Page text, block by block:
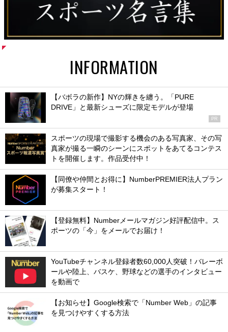
INFORMATION
【バボラの新作】NYの輝きを纏う。「PURE
DRIVE」と最新シューズに限定モデルが登場
PR
スポーツの現場で撮影する機会のある写真家、その写
真家が撮る一瞬のシーンにスポットをあてるコンテス
トを開催します。作品受付中！
【同僚や仲間とお得に】NumberPREMIER法人プラン
が募集スタート！
【登録無料】Numberメールマガジン好評配信中。ス
ポーツの「今」をメールでお届け！
YouTubeチャンネル登録者数60,000人突破！バレーボ
ールや陸上、バスケ、野球などの選手のインタビュー
を動画で
【お知らせ】Google検索で「Number Web」の記事
を見つけやすくする方法